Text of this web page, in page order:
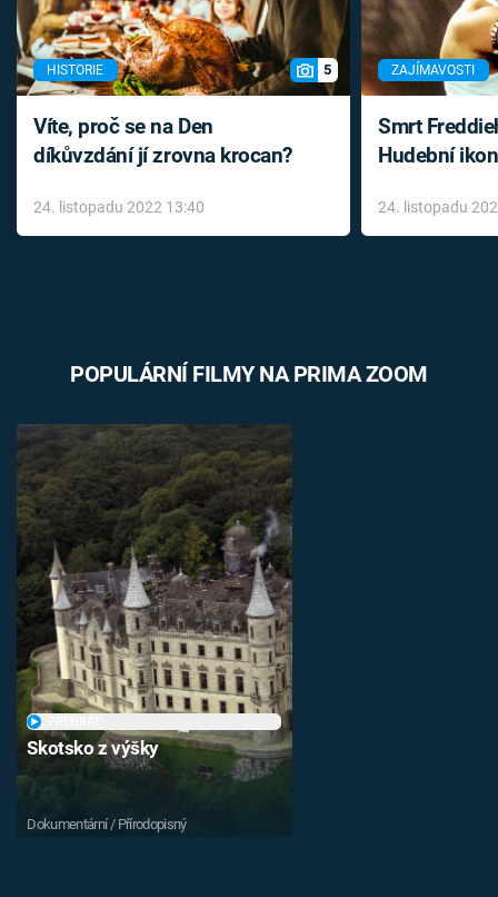
HISTORIE 5
Víte, proč se na Den
díkůvzdání jí zrovna krocan?
24. listopadu 2022 13:40
ZAJÍMAVOSTI
Smrt
Hudební
léky
24. listopadu
POPULÁRNÍ FILMY NA PRIMA ZOOM
Skotsko z výšky
Dokumentární / Přírodopisný